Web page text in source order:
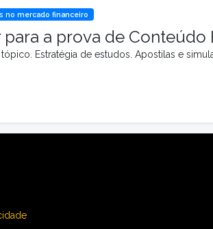
no mercado financeiro
a prova de Conteúdo
Estratégia de estudos. Apostilas e